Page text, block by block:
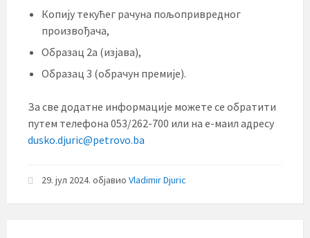
Копију текућег рачуна пољопривредног
произвођача,
Образац 2а (изјава),
Образац 3 (обрачун премије).
За све додатне информације можете се обратити
путем телефона 053/262-700 или на е-маил адресу
dusko.djuric@petrovo.ba
29. јул 2024. објавио Vladimir Djuric